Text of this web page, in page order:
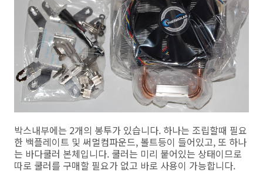
박스내부에는 2개의 봉투가 있습니다. 하나는 조립할때 필요
한 백플레이트 및 써멀컴파운드, 볼트등이 들어있고, 또 하나
는 바다쿨러 본체입니다. 쿨러는 미리 붙어있는 상태이므로
따로 쿨러를 구매할 필요가 없고 바로 사용이 가능합니다.